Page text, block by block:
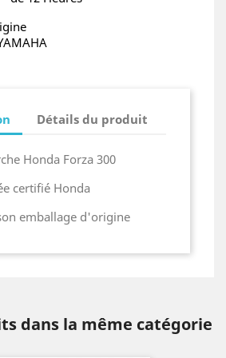
Détails du produit
Honda Forza 300
certifié Honda
emballage d'origine
dans la même catégorie